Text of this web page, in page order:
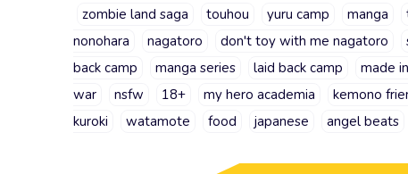
zombie land saga touhou yuru camp manga
nonohara
nagatoro don't toy with me nagatoro
back camp
manga series laid back camp made
war
nsfw 18+ my hero academia kemono
kuroki
watamote food japanese angel beats